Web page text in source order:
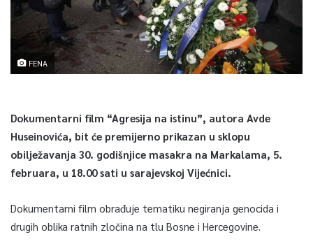
FENA
Dokumentarni film “Agresija na istinu”, autora Avde
Huseinovića, bit će premijerno prikazan u sklopu
obilježavanja 30. godišnjice masakra na Markalama, 5.
februara, u 18.00 sati u sarajevskoj Vijećnici.
Dokumentarni film obrađuje tematiku negiranja genocida i
drugih oblika ratnih zločina na tlu Bosne i Hercegovine.